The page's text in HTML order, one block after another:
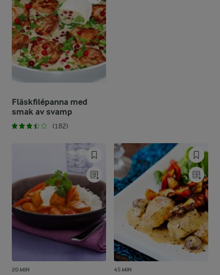
Fläskfilépanna med
smak av svamp
(182)
20 MIN 45 MIN